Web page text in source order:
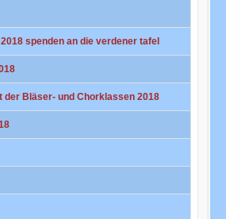
spenden an die verdener tafel
der Bläser- und Chorklassen 2018